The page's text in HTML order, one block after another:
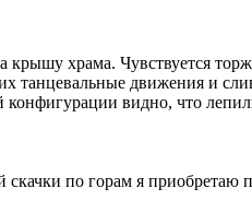
храма. Чувствуется
танцевальные движения и
видно, что
по горам я приобретаю